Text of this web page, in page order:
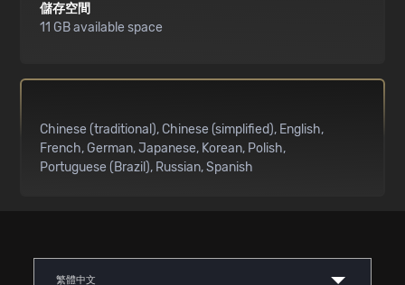
儲存空間
11 GB available space
Chinese (traditional) Chinese (simplified) English
French German Japanese Korean Polish
Portuguese (Brazil) Russian Spanish
繁體中文